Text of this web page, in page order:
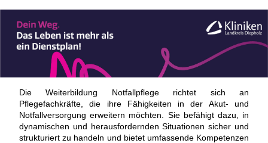
Die Weiterbildung Notfallpflege richtet sich an
Pflegefachkräfte, die ihre Fähigkeiten in der Akut- und
Notfallversorgung erweitern möchten. Sie befähigt dazu, in
dynamischen und herausfordernden Situationen sicher und
strukturiert zu handeln und bietet umfassende Kompetenzen